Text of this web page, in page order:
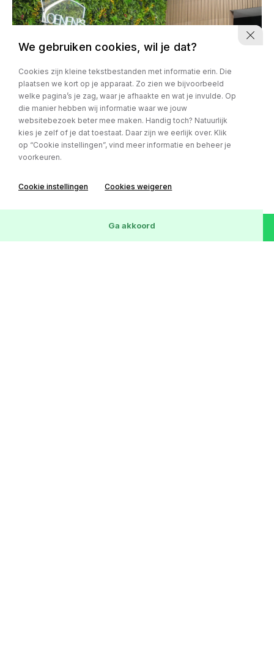
Shooting Brake 180 Automaat / Camera / Cruise / Navi
Bouwjaar:27-04-2016
151819 km
Brandstof:Benzine
We gebruiken cookies, wil je dat?
Cookies zijn kleine tekstbestanden met informatie erin. Die
plaatsen we kort op je apparaat. Zo zien we bijvoorbeeld
welke pagina’s je zag, waar je afhaakte en wat je invulde. Op
die manier hebben wij informatie waar we jouw
websitebezoek beter mee maken. Handig toch? Natuurlijk
kies je zelf of je dat toestaat. Daar zijn we eerlijk over. Klik
op “Cookie instellingen”, vind meer informatie en beheer je
voorkeuren.
Cookie instellingen Cookies weigeren
Ga akkoord